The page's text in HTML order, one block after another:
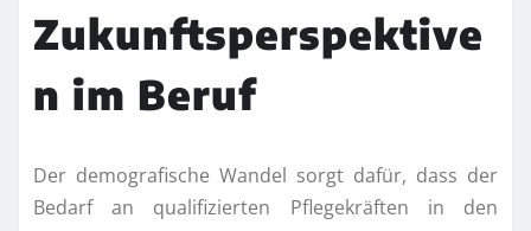
Zukunftsperspektive
n im Beruf
Der demografische Wandel sorgt dafür, dass der
Bedarf an qualifizierten Pflegekräften in den